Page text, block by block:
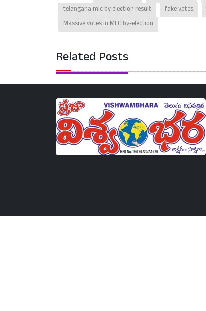
telangana mlc by election result
fake votes
Massive votes in MLC by-election
Related Posts